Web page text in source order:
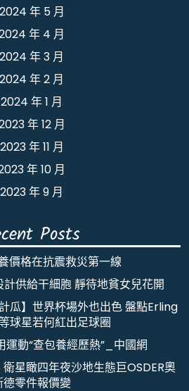
2024 年 5 月
年 4 月
2024 年 3 月
2024 年 2 月
2024 年 1 月
年 12 月
2023 年 11 月
年 10 月
2023 年 9 月
Posts
價格在抗震救災第一線
供給干細胞 靜待地貧女兒花開
瓜】世界杯場外也出色 盤點Erling
球星若何紅出足球圈
運動“查包養經歷熱”_中國網
星瞰四年夜沙地生態巨OSDER奧
德零件報價變